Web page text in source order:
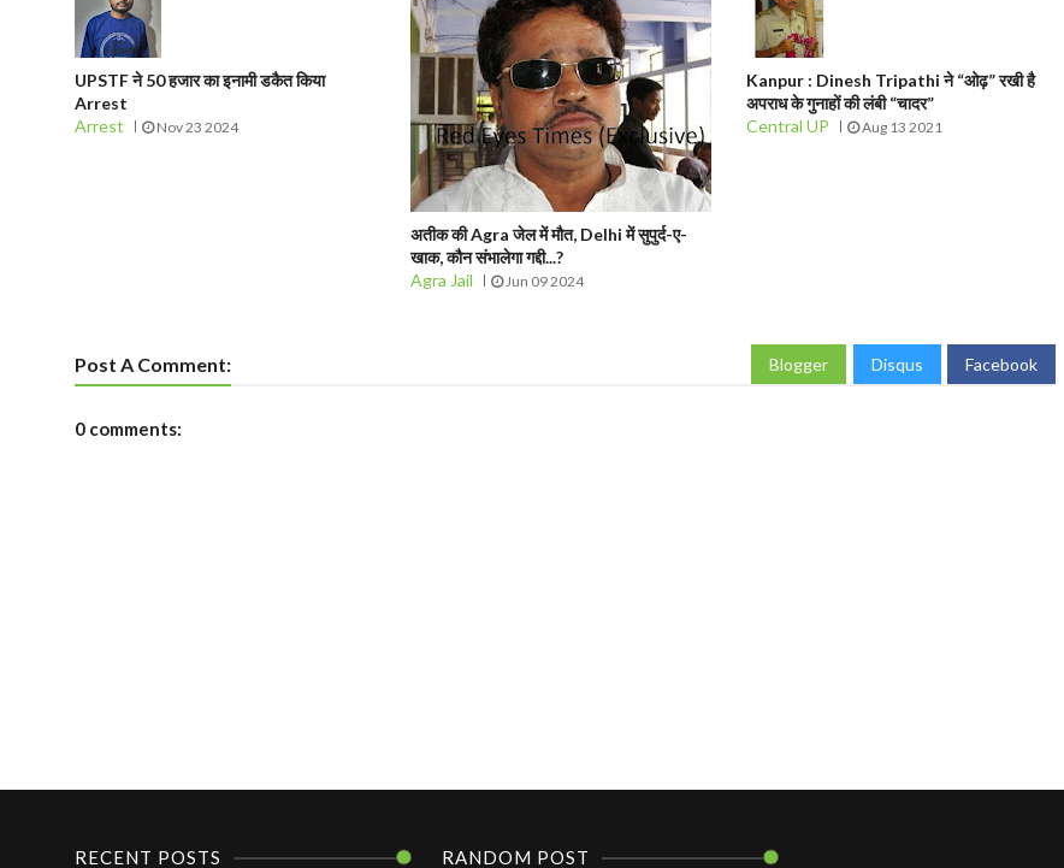
UPSTF ने 50 हजार का इनामी डकैत किया
Arrest
Arrest
Nov 23 2024
अतीक की Agra जेल में मौत, Delhi में सुपुर्द-ए-
खाक, कौन संभालेगा गद्दी...?
Agra Jail
Jun 09 2024
Kanpur : Dinesh Tripathi ने “ओढ़” रखी है
अपराध के गुनाहों की लंबी “चादर”
Central UP
Aug 13 2021
Post A Comment: Blogger Disqus Facebook
0 comments:
RECENT POSTS RANDOM POST